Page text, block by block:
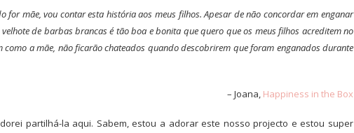
for mãe, vou contar esta história aos meus filhos. Apesar de não concordar em enganar
de barbas brancas é tão boa e bonita que quero que os meus filhos acreditem no
como a mãe, não ficarão chateados quando descobrirem que foram enganados durante
– Joana, Happiness in the Box
partilhá-la aqui. Sabem, estou a adorar este nosso projecto e estou super